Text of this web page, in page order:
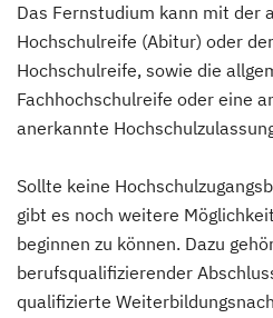
Das Fernstudium kann mit der
Hochschulreife (Abitur) oder
Hochschulreife, sowie die
Fachhochschulreife oder eine
anerkannte
Sollte keine
gibt es noch weitere
beginnen zu können. Dazu
berufsqualifizierender
qualifizierte